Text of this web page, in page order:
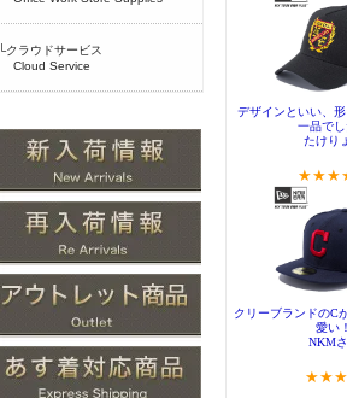
└クラウドサービス
Cloud Service